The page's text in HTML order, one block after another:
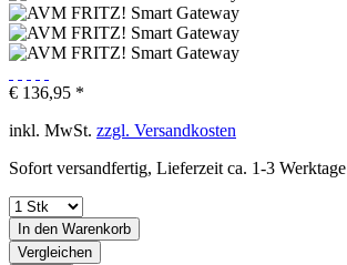
€ 136,95 *
inkl. MwSt. zzgl. Versandkosten
Sofort versandfertig, Lieferzeit ca. 1-3 Werktage
In den Warenkorb
Vergleichen